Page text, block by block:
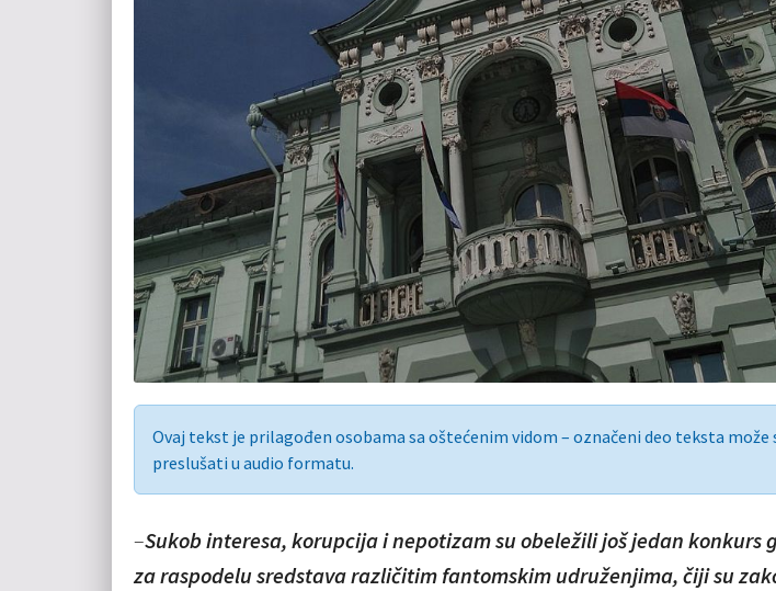
Ovaj tekst je prilagođen osobama sa oštećenim vidom – označeni deo teksta
preslušati u audio formatu.
–Sukob interesa, korupcija i nepotizam su obeležili još jedan konkurs
za raspodelu sredstava različitim fantomskim udruženjima, čiji su